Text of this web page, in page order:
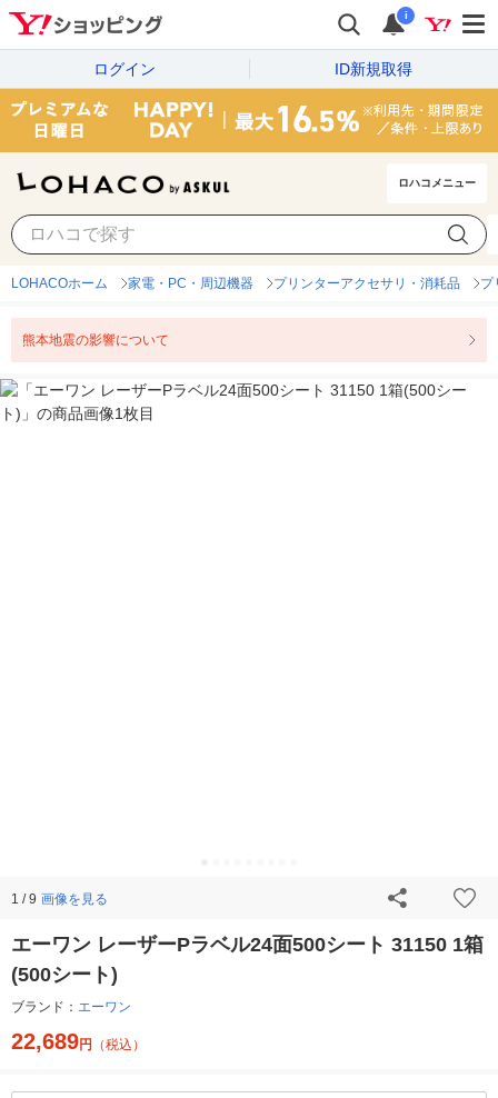
i
ログイン ID新規取得
ロハコメニュー
LOHACOホーム 家電・PC・周辺機器 プリンターアクセサリ・消耗品 プ
熊本地震の影響について
1 / 9 画像を見る
エーワン レーザーPラベル24面500シート 31150 1箱
(500シート)
ブランド： エーワン
22,689円 （税込）